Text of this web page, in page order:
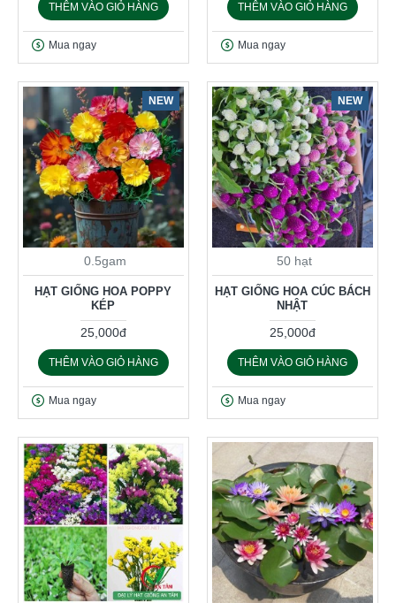
THÊM VÀO GIỎ HÀNG
Mua ngay
THÊM VÀO GIỎ HÀNG
Mua ngay
NEW
0.5gam
HẠT GIỐNG HOA POPPY
KÉP
25,000đ
THÊM VÀO GIỎ HÀNG
Mua ngay
NEW
50 hạt
HẠT GIỐNG HOA CÚC BÁCH
NHẬT
25,000đ
THÊM VÀO GIỎ HÀNG
Mua ngay